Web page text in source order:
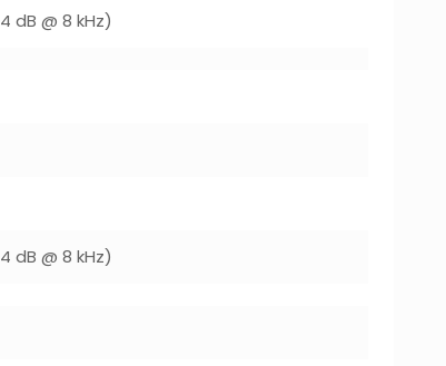
dB @ 8 kHz)
dB @ 8 kHz)